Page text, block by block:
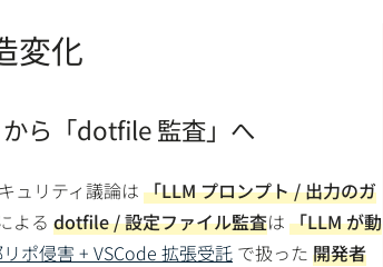
変化
ら「dotfile 監査」へ
ュリティ議論は 「LLM プロンプト / 出力のガ
よる dotfile / 設定ファイル監査は 「LLM が動
ポ侵害 + VSCode 拡張受託 で扱った 開発者